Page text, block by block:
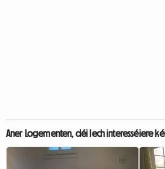
Aner Logementen, déi Iech interesséiere